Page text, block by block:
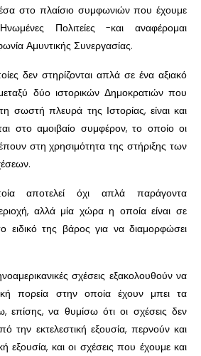
στο πλαίσιο συμφωνιών που έχουμε
Πολιτείες -και αναφέρομαι
Αμυντικής Συνεργασίας.
δεν στηρίζονται απλά σε ένα αξιακό
δύο ιστορικών Δημοκρατιών που
σωστή πλευρά της Ιστορίας, είναι και
στο αμοιβαίο συμφέρον, το οποίο οι
στη χρησιμότητα της στήριξης των
αποτελεί όχι απλά παράγοντα
αλλά μία χώρα η οποία είναι σε
ειδικό της βάρος για να διαμορφώσει
σχέσεις εξακολουθούν να
πορεία στην οποία έχουν μπει τα
επίσης, να θυμίσω ότι οι σχέσεις δεν
την εκτελεστική εξουσία, περνούν και
εξουσία, και οι σχέσεις που έχουμε και